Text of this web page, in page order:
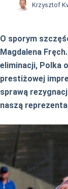
Krzysztof
O sporym
Magdalena
eliminacji, Polka
prestiżowej
sprawą
naszą